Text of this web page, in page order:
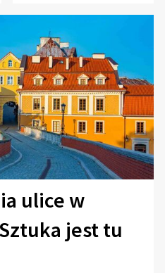
ulice w
jest tu